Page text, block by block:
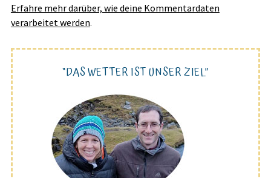
Erfahre mehr darüber, wie deine Kommentardaten
verarbeitet werden.
“DAS WETTER IST UNSER ZIEL”